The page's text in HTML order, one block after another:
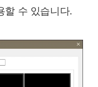
할 수 있습니다.